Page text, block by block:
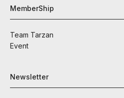
MemberShip
Team Tarzan
Event
Newsletter